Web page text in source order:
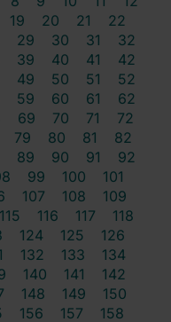
19 20 21
22
29 30 31
32
39 40 41
42
49 50 51
52
59 60 61
62
69 70 71
72
79 80 81
82
89 90 91
92
99 100
101
107 108
109
115 116 117
118
124 125
126
132 133
134
140 141
142
148 149
150
156 157
158